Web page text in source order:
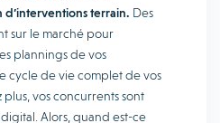
terrain. Des
sur le marché pour
plannings de vos
cycle de vie complet de vos
vos concurrents sont
Alors, quand est-ce